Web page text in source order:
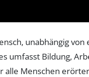
unabhängig
umfasst Bildung,
alle Menschen